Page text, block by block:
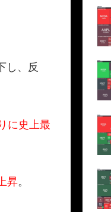
し、反
に史上最
昇。